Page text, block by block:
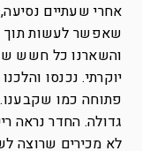
אחרי שעתיים
שאפשר לעשות תוך
והשארנו כל חשש
יוקרתי. נכנסו
פתוחה כמו שקבענו.
גדולה. החדר נראה
לא מכירים שרוצה